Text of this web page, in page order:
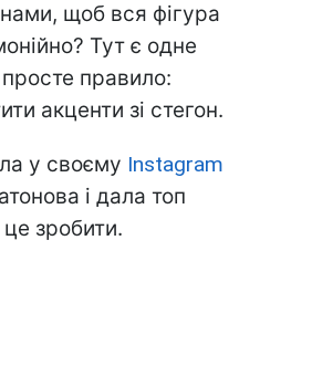
щоб вся фігура
Тут є одне
правило:
акценти зі стегон.
у своєму Instagram
і дала топ
зробити.